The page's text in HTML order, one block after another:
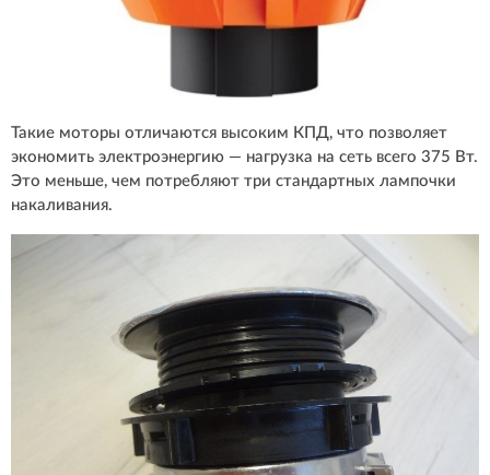
Такие моторы отличаются высоким КПД, что позволяет
экономить электроэнергию — нагрузка на сеть всего 375 Вт.
Это меньше, чем потребляют три стандартных лампочки
накаливания.